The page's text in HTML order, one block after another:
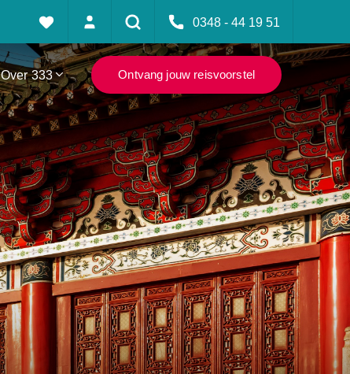
0348 - 44 19 51
Over 333 Ontvang jouw reisvoorstel